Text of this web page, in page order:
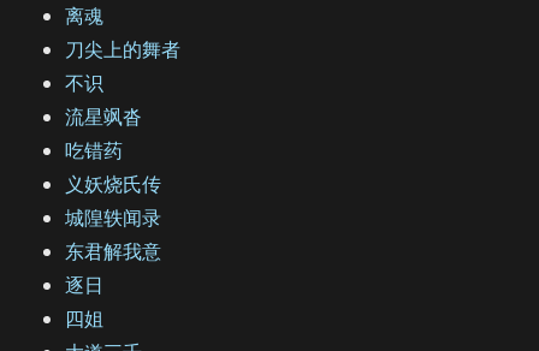
离魂
刀尖上的舞者
不识
流星飒沓
吃错药
义妖烧氏传
城隍轶闻录
东君解我意
逐日
四姐